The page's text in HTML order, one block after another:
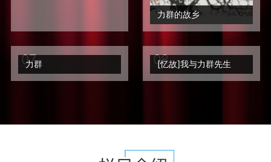
力群的故乡
07
力群 08
[忆故]我与力群先生